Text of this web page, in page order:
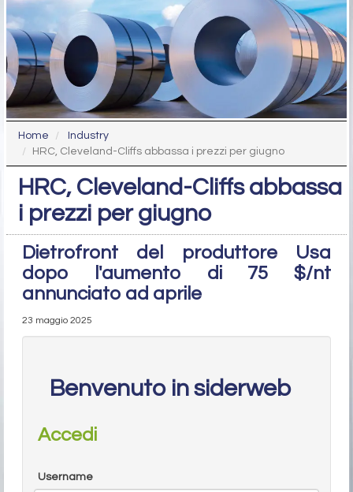
Home
Industry
HRC, Cleveland-Cliffs abbassa i prezzi per giugno
HRC, Cleveland-Cliffs abbassa
i prezzi per giugno
Dietrofront del produttore Usa
dopo l'aumento di 75 $/nt
annunciato ad aprile
23 maggio 2025
Benvenuto in siderweb
Accedi
Username